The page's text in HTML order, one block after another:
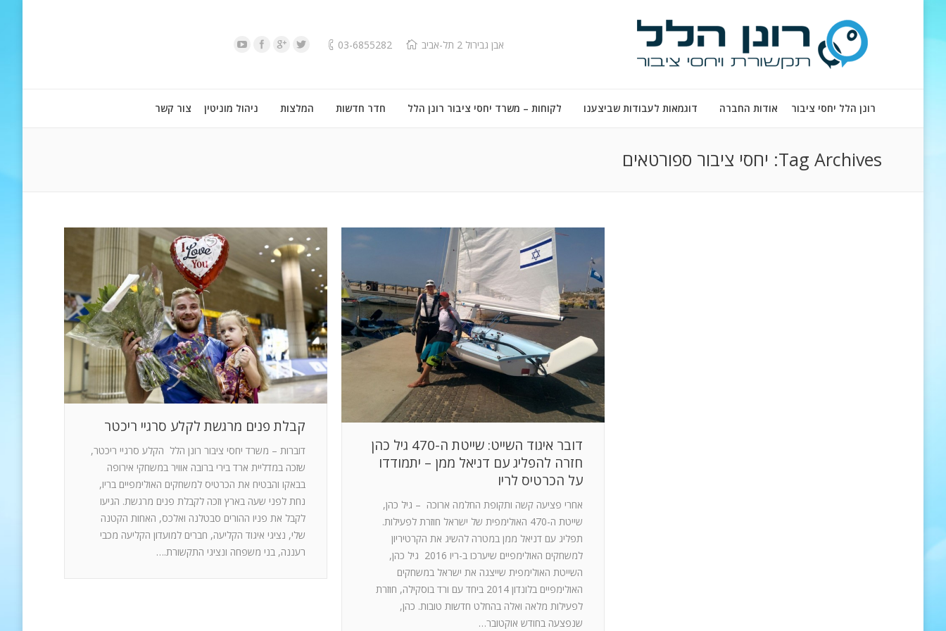
אבן גבירול 2 תל-אביב 03-6855282
רונן הלל יחסי ציבור אודות החברה דוגמאות לעבודות שביצענו לקוחות – משרד יחסי ציבור רונן הלל חדר חדשות המלצות ניהול מוניטין צור קשר
Tag Archives: יחסי ציבור ספורטאים
קבלת פנים מרגשת לקלע סרגיי ריכטר
דוברות – משרד יחסי ציבור רונן הלל הקלע סרגיי ריכטר,
שזכה במדליית ארד בירי ברובה אוויר במשחקי אירופה
בבאקו והבטיח את הכרטיס למשחקים האולימפיים בריו,
נחת לפני שעה בארץ וזכה לקבלת פנים מרגשת. הגיעו
לקבל את פניו ההורים סבטלנה ואלכס, האחות הקטנה
שלי, נציגי איגוד הקליעה, חברים למועדון הקליעה מכבי
רעננה, בני משפחה ונציגי התקשורת.…
דובר איגוד השייט: שייטת ה-470 גיל כהן
חזרה להפליג עם דניאל ממן – יתמודדו
על הכרטיס לריו
אחרי פציעה קשה ותקופת החלמה ארוכה – גיל כהן,
שייטת ה-470 האולימפית של ישראל חוזרת לפעילות.
תפליג עם דניאל ממן במטרה להשיג את הקרטיריון
למשחקים האולימפיים שיערכו ב-ריו 2016 גיל כהן,
השייטת האולימפית שייצגה את ישראל במשחקים
האולימפיים בלונדון 2014 ביחד עם ורד בוסקילה, חוזרת
לפעילות מלאה ואלה בהחלט חדשות טובות. כהן,
שנפצעה בחודש אוקטובר…